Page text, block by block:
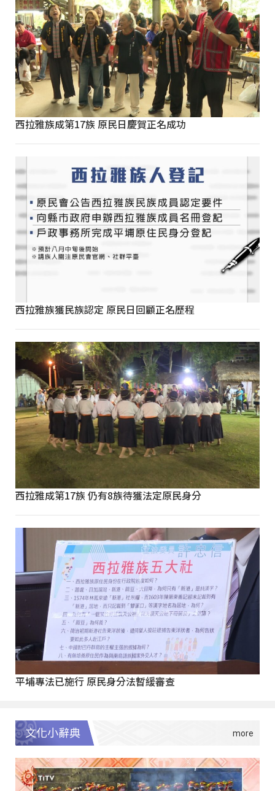
西拉雅族成第17族 原民日慶賀正名成功
西拉雅族獲民族認定 原民日回顧正名歷程
西拉雅成第17族 仍有8族待獲法定原民身分
平埔專法已施行 原民身分法暫緩審查
文化小辭典